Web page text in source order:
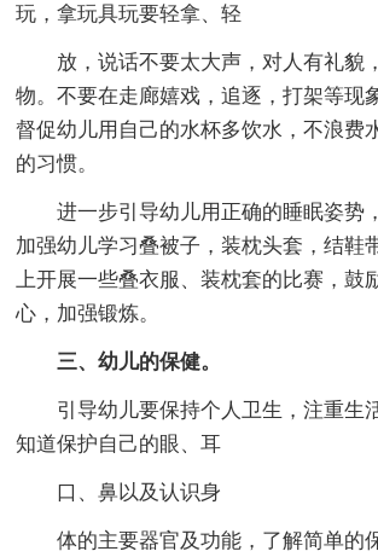
玩，拿玩具玩要轻拿、轻
放，说话不要太大声，对人有礼貌
物。不要在走廊嬉戏，追逐，打架等现
督促幼儿用自己的水杯多饮水，不浪费
的习惯。
进一步引导幼儿用正确的睡眠姿势，
加强幼儿学习叠被子，装枕头套，结鞋
上开展一些叠衣服、装枕套的比赛，鼓
心，加强锻炼。
三、幼儿的保健。
引导幼儿要保持个人卫生，注重生活
知道保护自己的眼、耳
口、鼻以及认识身
体的主要器官及功能，了解简单的